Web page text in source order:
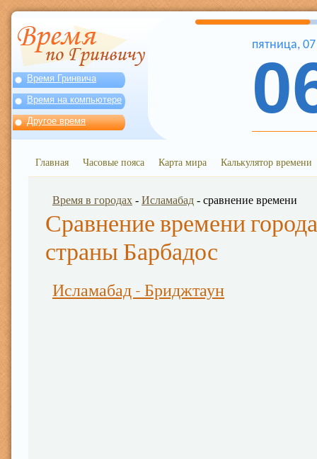
Время Гринвича
Время на компьютере
Другое время
пятница, 07
Главная Часовые пояса Карта мира Калькулятор времени
Время в городах - Исламабад - сравнение времени
Сравнение времени
страны Барбадос
Исламабад - Бриджтаун